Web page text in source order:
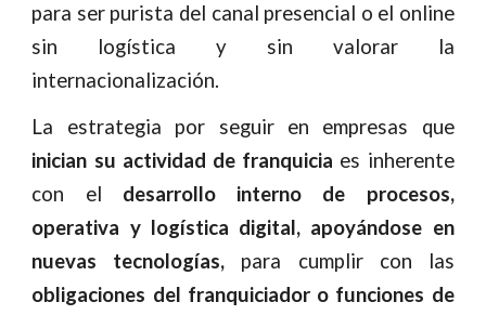
para ser purista del canal presencial o el online
sin logística y sin valorar la
internacionalización.
La estrategia por seguir en empresas que
inician su actividad de franquicia es inherente
con el desarrollo interno de procesos,
operativa y logística digital, apoyándose en
nuevas tecnologías, para cumplir con las
obligaciones del franquiciador o funciones de